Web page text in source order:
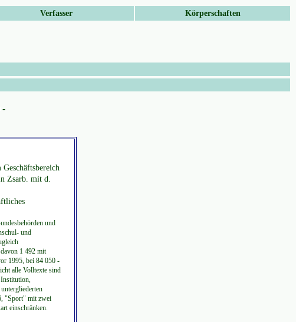
Verfasser Körperschaften
-
Zsarb. mit d.
und
und
1 492 mit
1995, bei 84 050 -
alle Volltexte sind
"Sport" mit zwei
einschränken.